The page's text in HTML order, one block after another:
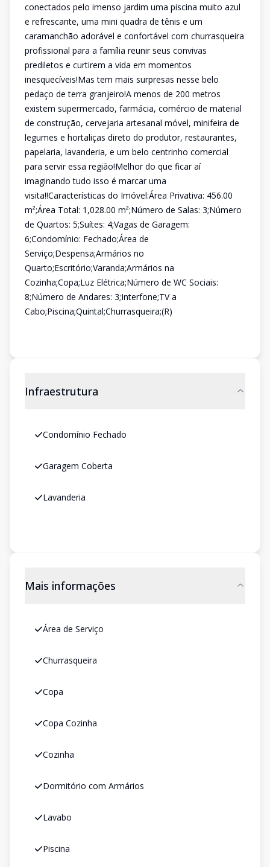
conectados pelo imenso jardim uma piscina muito azul
e refrescante, uma mini quadra de tênis e um
caramanchão adorável e confortável com churrasqueira
profissional para a família reunir seus convivas
prediletos e curtirem a vida em momentos
inesquecíveis!Mas tem mais surpresas nesse belo
pedaço de terra granjeiro!A menos de 200 metros
existem supermercado, farmácia, comércio de material
de construção, cervejaria artesanal móvel, minifeira de
legumes e hortaliças direto do produtor, restaurantes,
papelaria, lavanderia, e um belo centrinho comercial
para servir essa região!Melhor do que ficar aí
imaginando tudo isso é marcar uma
visita!!Características do Imóvel:Área Privativa: 456.00
m²;Área Total: 1,028.00 m²;Número de Salas: 3;Número
de Quartos: 5;Suítes: 4;Vagas de Garagem:
6;Condomínio: Fechado;Área de
Serviço;Despensa;Armários no
Quarto;Escritório;Varanda;Armários na
Cozinha;Copa;Luz Elétrica;Número de WC Sociais:
8;Número de Andares: 3;Interfone;TV a
Cabo;Piscina;Quintal;Churrasqueira;(R)
Infraestrutura
Condomínio Fechado
Garagem Coberta
Lavanderia
Mais informações
Área de Serviço
Churrasqueira
Copa
Copa Cozinha
Cozinha
Dormitório com Armários
Lavabo
Piscina